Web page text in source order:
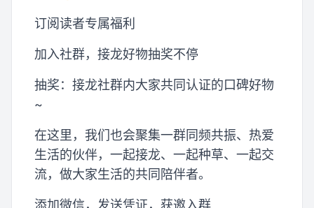
订阅读者专属福利
加入社群，接龙好物抽奖不停
抽奖：接龙社群内大家共同认证的口碑好物
~
在这里，我们也会聚集一群同频共振、热爱
生活的伙伴，一起接龙、一起种草、一起交
流，做大家生活的共同陪伴者。
添加微信，发送凭证，获邀入群